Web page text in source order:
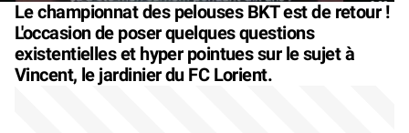
Le championnat des pelouses BKT est de retour !
L'occasion de poser quelques questions
existentielles et hyper pointues sur le sujet à
Vincent, le jardinier du FC Lorient.